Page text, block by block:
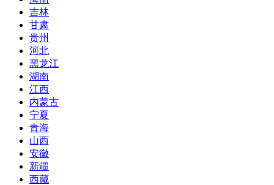
吉林
甘肃
贵州
河北
黑龙江
湖南
江西
内蒙古
宁夏
青海
山西
安徽
新疆
西藏